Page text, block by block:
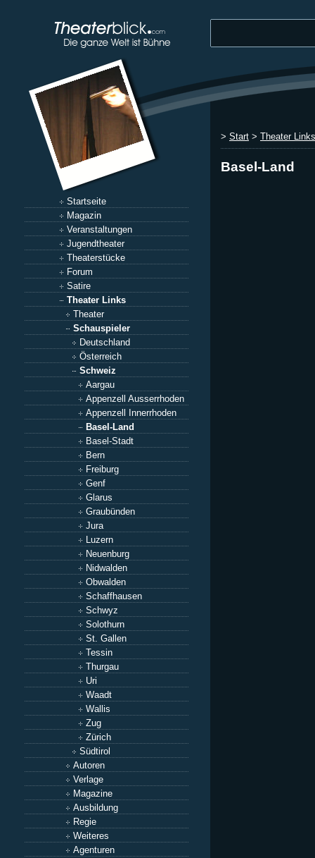
Startseite
Magazin
Veranstaltungen
Jugendtheater
Theaterstücke
Forum
Satire
Theater Links
Theater
Schauspieler
Deutschland
Österreich
Schweiz
Aargau
Appenzell Ausserrhoden
Appenzell Innerrhoden
Basel-Land
Basel-Stadt
Bern
Freiburg
Genf
Glarus
Graubünden
Jura
Luzern
Neuenburg
Nidwalden
Obwalden
Schaffhausen
Schwyz
Solothurn
St. Gallen
Tessin
Thurgau
Uri
Waadt
Wallis
Zug
Zürich
Südtirol
Autoren
Verlage
Magazine
Ausbildung
Regie
Weiteres
Agenturen
> Start > Theater Links
Basel-Land